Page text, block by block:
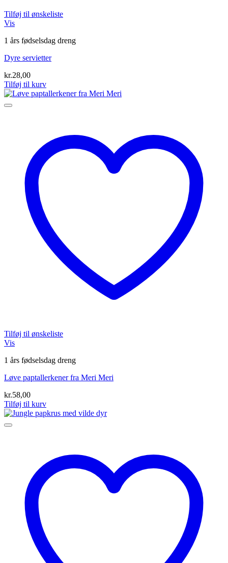
Tilføj til ønskeliste
Vis
1 års fødselsdag dreng
Dyre servietter
kr.28,00
Tilføj til kurv
Tilføj til ønskeliste
Vis
1 års fødselsdag dreng
Løve paptallerkener fra Meri Meri
kr.58,00
Tilføj til kurv